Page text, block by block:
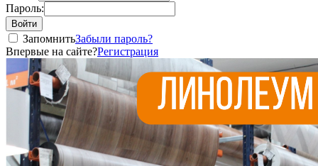
Пароль:
ЗапомнитьЗабыли пароль?
Впервые на сайте?Регистрация